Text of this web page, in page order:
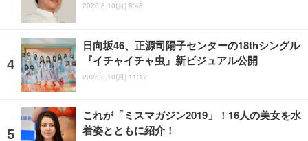
2026.8.10(月) 8:48
日向坂46、正源司陽子センターの18thシングル
『イチャイチャ虫』新ビジュアル公開
2026.8.10(月) 11:17
これが「ミスマガジン2019」！16人の美女を水
着姿とともに紹介！